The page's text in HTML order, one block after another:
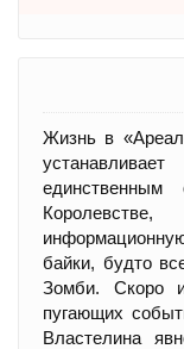
Жизнь в
байки, будто
Зомби. Скоро
пугающих
Властелина